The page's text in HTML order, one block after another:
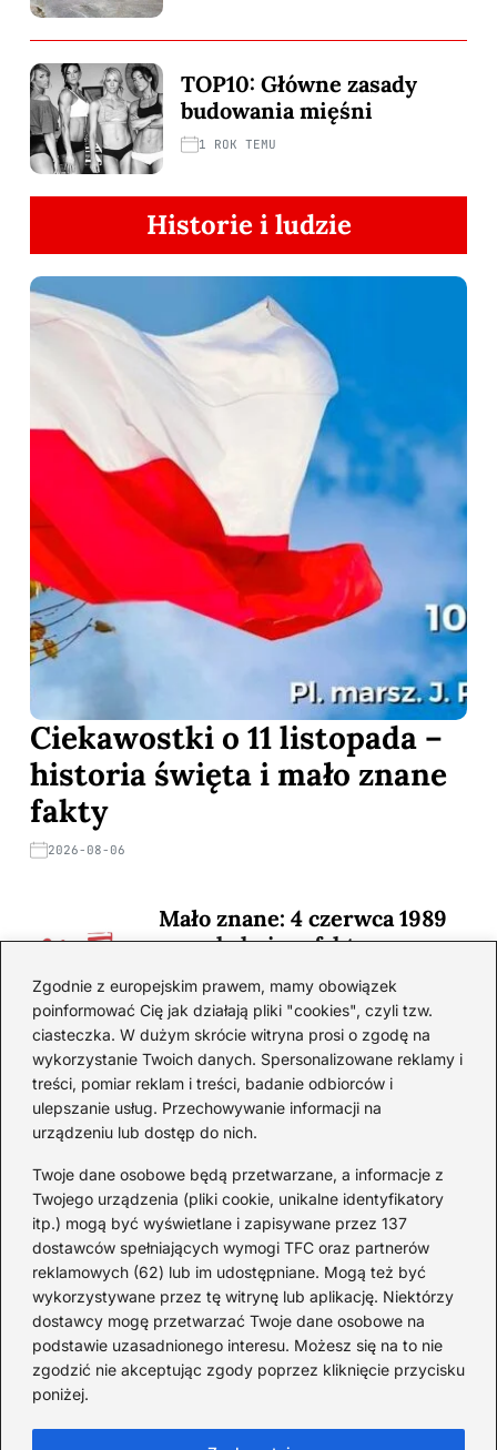
Zgodnie z europejskim prawem, mamy obowiązek
poinformować Cię jak działają pliki "cookies", czyli tzw.
ciasteczka. W dużym skrócie witryna prosi o zgodę na
wykorzystanie Twoich danych. Spersonalizowane reklamy i
treści, pomiar reklam i treści, badanie odbiorców i
ulepszanie usług. Przechowywanie informacji na
urządzeniu lub dostęp do nich.
Twoje dane osobowe będą przetwarzane, a informacje z
Twojego urządzenia (pliki cookie, unikalne identyfikatory
itp.) mogą być wyświetlane i zapisywane przez 137
dostawców spełniających wymogi TFC oraz partnerów
reklamowych (62) lub im udostępniane. Mogą też być
wykorzystywane przez tę witrynę lub aplikację. Niektórzy
dostawcy mogę przetwarzać Twoje dane osobowe na
podstawie uzasadnionego interesu. Możesz się na to nie
zgodzić nie akceptując zgody poprzez kliknięcie przycisku
poniżej.
TOP10: Główne zasady
budowania mięśni
1 ROK TEMU
Historie i ludzie
Ciekawostki o 11 listopada –
historia święta i mało znane
fakty
2026-08-06
Mało znane: 4 czerwca 1989
— zaskakujące fakty
2026-08-03
Ciekawostki o 1. wojnie
światowej — mało znane
fakty i historie
2026-08-02
Zaskakujące ciekawostki o
Krzysztofie Kolumbie
2026-07-20
Mało znane ciekawostki o
Wisławie Szymborskiej
2026-07-16
Zaskakujące ciekawostki o
2026-07-15